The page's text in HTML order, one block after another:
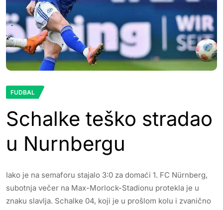
FUDBAL
Schalke teško stradao
u Nurnbergu
Iako je na semaforu stajalo 3:0 za domaći 1. FC Nürnberg,
subotnja večer na Max-Morlock-Stadionu protekla je u
znaku slavlja. Schalke 04, koji je u prošlom kolu i zvanično